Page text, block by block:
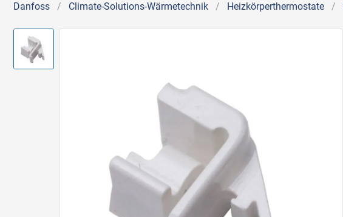
Danfoss / Climate-Solutions-Wärmetechnik / Heizkörperthermostate /